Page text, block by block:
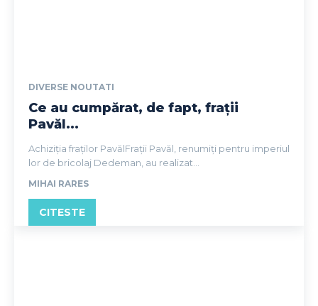
DIVERSE NOUTATI
Ce au cumpărat, de fapt, frații
Pavăl...
Achiziția fraților PavălFrații Pavăl, renumiți pentru imperiul
lor de bricolaj Dedeman, au realizat...
MIHAI RARES
CITESTE